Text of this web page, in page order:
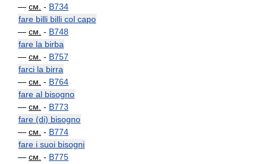
— см. - B734
fare billi billi col capo
— см. - B748
fare la birba
— см. - B757
farci la birra
— см. - B764
fare al bisogno
— см. - B773
fare (di) bisogno
— см. - B774
fare i suoi bisogni
— см. - B775